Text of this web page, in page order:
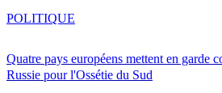
Quatre pays européens mettent en garde
Russie pour l'Ossétie du Sud
POLITIQUE